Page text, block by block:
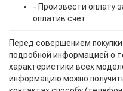
- Произвести оплату
оплатив счёт
Перед совершением
подробной информацией о
характеристики всех
информацию можно